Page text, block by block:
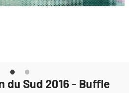
du Sud 2016 - Buffle